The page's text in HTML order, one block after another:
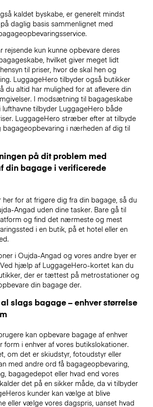
kaldet byskabe, er generelt mindst
daglig basis sammenlignet med
rejsende kun kunne opbevare deres
hvilket giver meget lidt
til priser, hvor de skal hen og
LuggageHero tilbyder også butikker
du altid har mulighed for at aflevere din
I modsætning til bagageskabe
tilbyder LuggageHero både
LuggageHero stræber efter at tilbyde
bagageopbevaring i nærheden af dig til
på dit problem med
din bagage i verificerede
her for at frigøre dig fra din bagage, så du
Angad uden dine tasker. Bare gå til
og find det nærmeste og mest
i en butik, på et hotel eller en
i Oujda-Angad og vores andre byer er
hjælp af LuggageHero-kortet kan du
der er tættest på metrostationer og
din bagage der.
slags bagage – enhver størrelse
kan opbevare bagage af enhver
form i enhver af vores butikslokationer.
om det er skiudstyr, fotoudstyr eller
med andre ord få bagageopbevaring,
bagagedepot eller hvad end vores
det på en sikker måde, da vi tilbyder
kunder kan vælge at blive
eller vælge vores dagspris, uanset hvad